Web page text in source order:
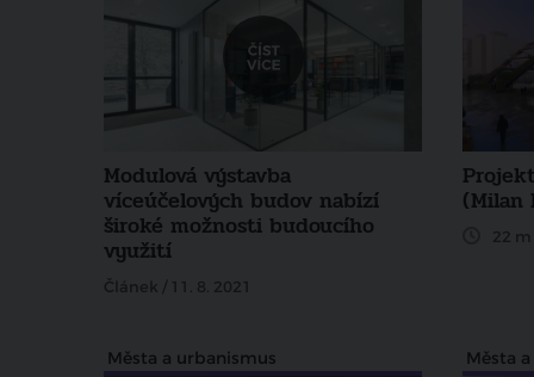
Modulová výstavba
víceúčelových budov nabízí
široké možnosti budoucího
využití
Článek / 11. 8. 2021
(Milan
22 m
Města a urbanismus Města a